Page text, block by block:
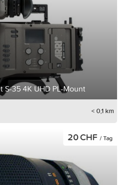
S-35 4K UHD PL-Mount
< 0,1 km
20 CHF / Tag